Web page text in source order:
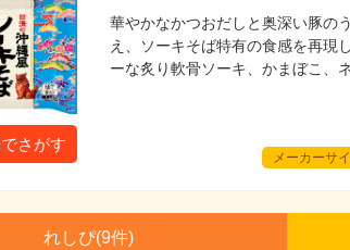
さがす
華やかなかつおだしと奥深い豚の
え、ソーキそば特有の食感を再現
ーな炙り軟骨ソーキ、かまぼこ、
メーカーサ
れしぴ(9件)